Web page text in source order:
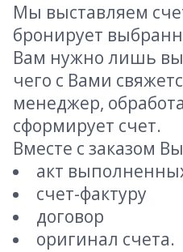
Мы выставляем
бронирует
Вам нужно лишь
чего с Вами
менеджер,
сформирует счет.
Вместе с заказом
акт
счет-фактуру
договор
оригинал счета.